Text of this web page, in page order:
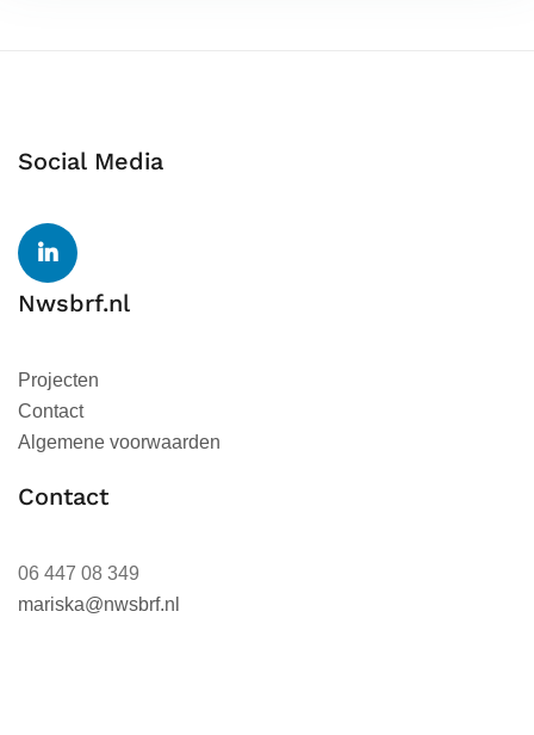
Social Media
Nwsbrf.nl
Projecten
Contact
Algemene voorwaarden
Contact
06 447 08 349
mariska@nwsbrf.nl